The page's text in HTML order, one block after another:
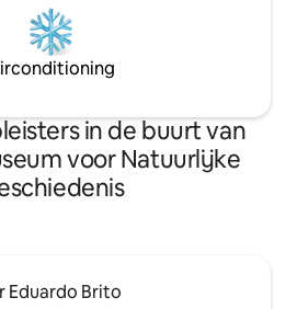
in de buurt van
voor Natuurlijke
Eduardo Brito